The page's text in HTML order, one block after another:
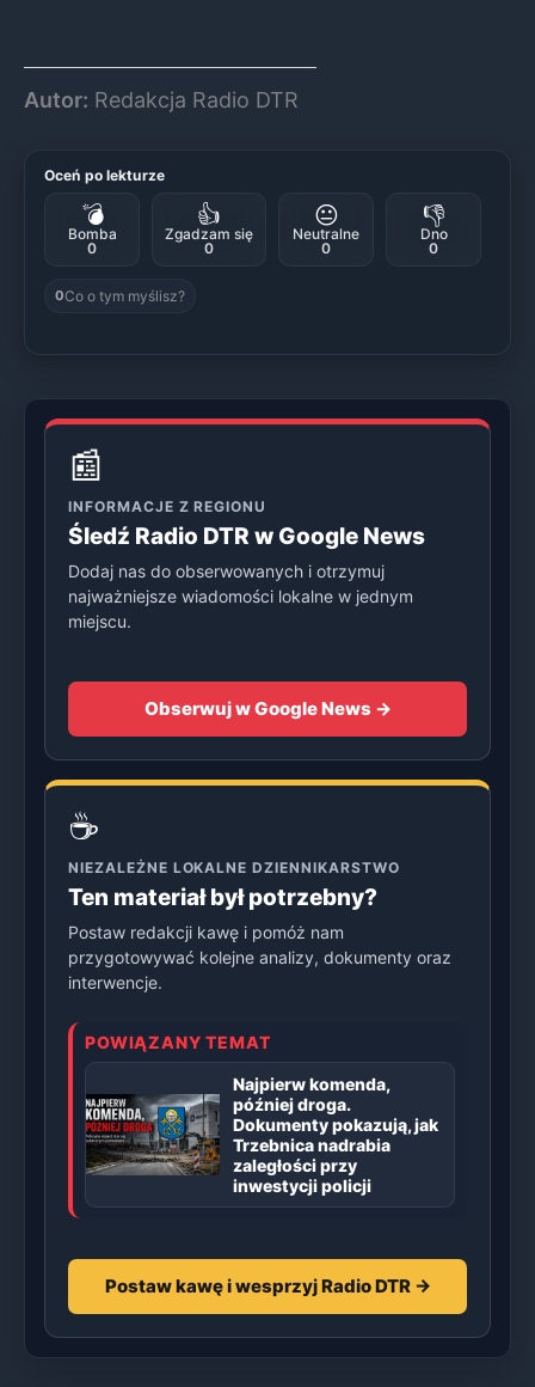
Autor: Redakcja Radio DTR
Oceń po lekturze
💣
Bomba
0
👍
Zgadzam się
0
😐
Neutralne
0
👎
Dno
0
0Co o tym myślisz?
📰
INFORMACJE Z REGIONU
Śledź Radio DTR w Google News
Dodaj nas do obserwowanych i otrzymuj
najważniejsze wiadomości lokalne w jednym
miejscu.
Obserwuj w Google News →
☕
NIEZALEŻNE LOKALNE DZIENNIKARSTWO
Ten materiał był potrzebny?
Postaw redakcji kawę i pomóż nam
przygotowywać kolejne analizy, dokumenty oraz
interwencje.
POWIĄZANY TEMAT
Najpierw komenda,
później droga.
Dokumenty pokazują, jak
Trzebnica nadrabia
zaległości przy
inwestycji policji
Postaw kawę i wesprzyj Radio DTR →